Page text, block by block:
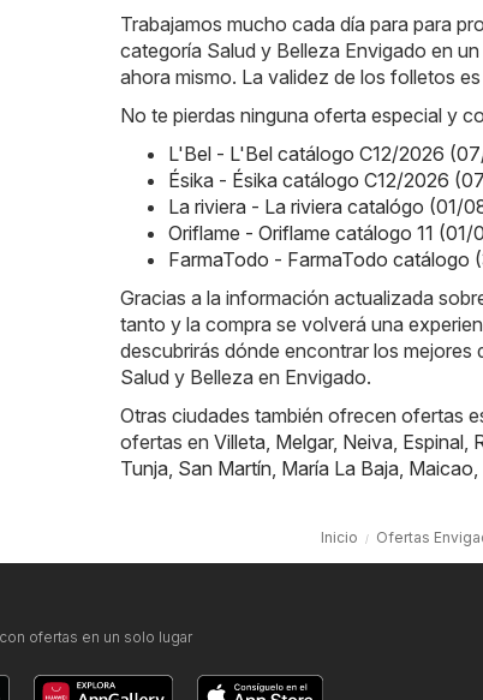
Trabajamos mucho cada día para para
categoría Salud y Belleza Envigado en
ahora mismo. La validez de los folletos
No te pierdas ninguna oferta especial y
L'Bel - L'Bel catálogo C12/2026
Ésika - Ésika catálogo C12/2026
La riviera - La riviera catalógo (01/
Oriflame - Oriflame catálogo 11
FarmaTodo - FarmaTodo
Gracias a la información actualizada
tanto y la compra se volverá una
descubrirás dónde encontrar los
Salud y Belleza en Envigado.
Otras ciudades también ofrecen ofertas
ofertas en Villeta, Melgar, Neiva, Espinal,
Tunja, San Martín, María La Baja, Maicao,
Inicio Ofertas
ofertas en un solo lugar